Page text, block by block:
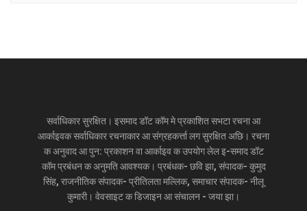
सर्वाधिकार सुरक्षित। इसमाद डॉट कॉम मे प्रकाशित सभटा रचना आ
आर्काइवक सर्वाधिकार रचनाकार आ संग्रहकर्त्ता लग सुरक्षित अछि। रचना
क अनुवाद आ पुन: प्रकाशन वा आर्काइव क उपयोग लेल इ-समाद डॉट
कॉम प्रबंधन क अनुमति आवश्यक। प्रबंधक- छवि झा, संपादक- कुमुद
सिंह, राजनीतिक संपादक- प्रीतिलता मल्लिक, समाचार संपादक- नीलू
कुमारी। वेवसाइट क डिजाइन आ संचालन - जया झा।